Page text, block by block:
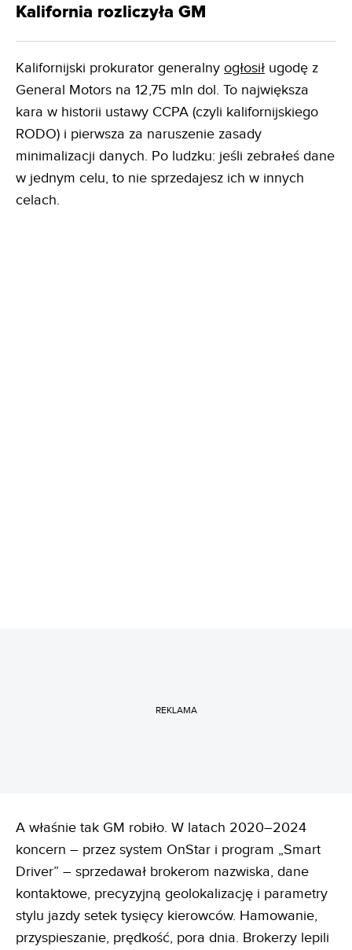
Kalifornia rozliczyła GM
Kalifornijski prokurator generalny ogłosił ugodę z
General Motors na 12,75 mln dol. To największa
kara w historii ustawy CCPA (czyli kalifornijskiego
RODO) i pierwsza za naruszenie zasady
minimalizacji danych. Po ludzku: jeśli zebrałeś dane
w jednym celu, to nie sprzedajesz ich w innych
celach.
REKLAMA
A właśnie tak GM robiło. W latach 2020–2024
koncern – przez system OnStar i program „Smart
Driver” – sprzedawał brokerom nazwiska, dane
kontaktowe, precyzyjną geolokalizację i parametry
stylu jazdy setek tysięcy kierowców. Hamowanie,
przyspieszanie, prędkość, pora dnia. Brokerzy lepili